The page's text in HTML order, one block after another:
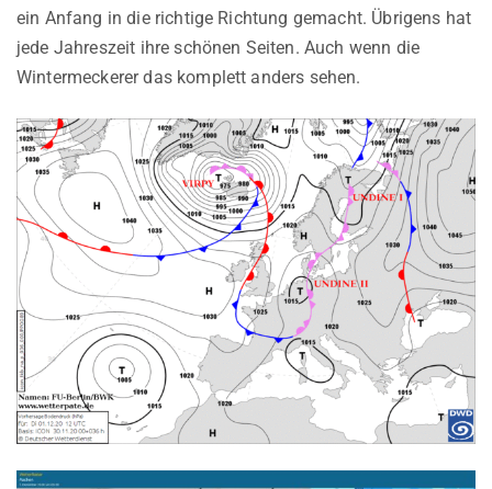
ein Anfang in die richtige Richtung gemacht. Übrigens hat
jede Jahreszeit ihre schönen Seiten. Auch wenn die
Wintermeckerer das komplett anders sehen.